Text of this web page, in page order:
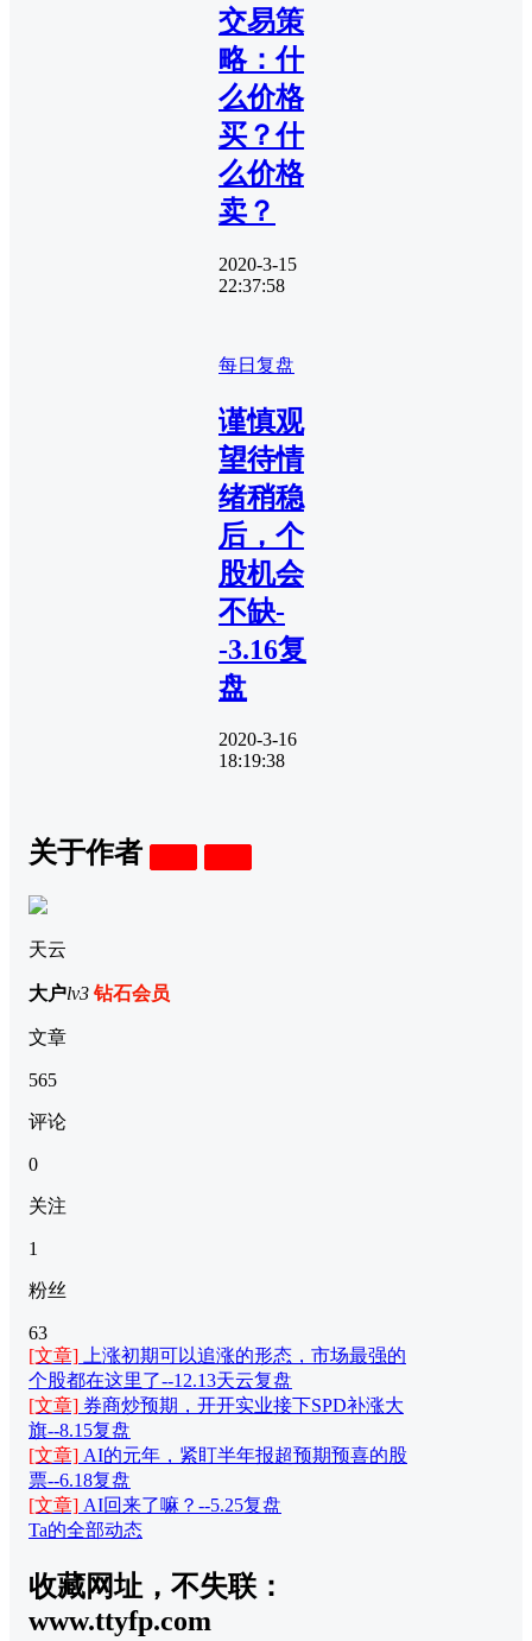
交易策
略：什
么价格
买？什
么价格
卖？
2020-3-15
22:37:58
每日复盘
谨慎观
望待情
绪稍稳
后，个
股机会
不缺-
-3.16复
盘
2020-3-16
18:19:38
关于作者
天云
大户lv3 钻石会员
文章
565
评论
0
关注
1
粉丝
63
[文章] 上涨初期可以追涨的形态，市场最强的
个股都在这里了--12.13天云复盘
[文章] 券商炒预期，开开实业接下SPD补涨大
旗--8.15复盘
[文章] AI的元年，紧盯半年报超预期预喜的股
票--6.18复盘
[文章] AI回来了嘛？--5.25复盘
Ta的全部动态
收藏网址，不失联：
www.ttyfp.com